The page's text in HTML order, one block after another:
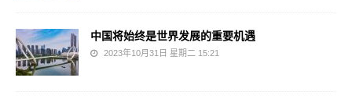
中国将始终是世界发展的重要机遇
2023年10月31日 星期二 15:21